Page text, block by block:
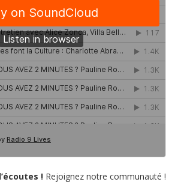
! Rejoignez notre communauté !